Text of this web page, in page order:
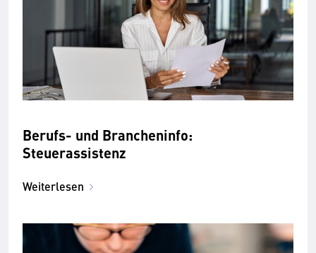
Berufs- und Brancheninfo:
Steuerassistenz
Weiterlesen